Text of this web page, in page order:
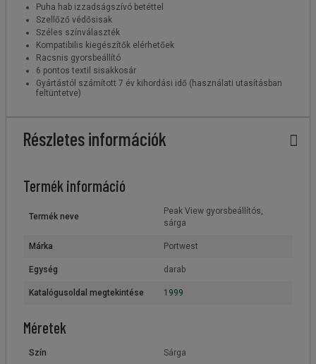
Puha hab izzadságszívó betéttel
Szellőző védősisak
Széles színválaszték
Kompatibilis kiegészítők elérhetőek
Racsnis gyorsbeállító
6 pontos textil sisakkosár
Gyártástól számított 7 év kihordási idő (használati utasításban
feltüntetve)
Részletes információk
Termék információ
Termék neve
Peak View gyorsbeállítós,
sárga
Márka Portwest
Egység darab
Katalógusoldal megtekintése 1999
Méretek
Szín Sárga